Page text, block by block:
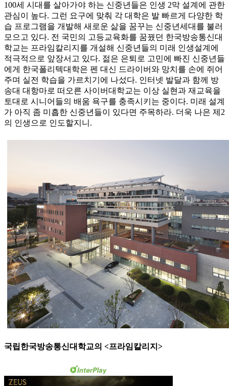
100세 시대를 살아가야 하는 신중년들은 인생 2막 설계에 관한
관심이 높다. 그런 요구에 맞춰 각 대학은 발 빠르게 다양한 학
습 프로그램을 개발해 새로운 삶을 꿈꾸는 신중년세대를 불러
모으고 있다. 전 국민의 고등교육화를 꿈꿨던 한국방송통신대
학교는 프라임칼리지를 개설해 신중년들의 미래 인생설계에
적극적으로 앞장서고 있다. 젊은 은퇴로 고민에 빠진 신중년들
에게 한국폴리텍대학은 펜 대신 드라이버와 망치를 손에 쥐어
주며 실전 학습을 가르치기에 나섰다. 인터넷 발달과 함께 방
송대 대항마로 떠오른 사이버대학교는 이상 실현과 재교육을
토대로 시니어들의 배움 욕구를 충족시키는 중이다. 미래 설계
가 아직 좀 미흡한 신중년들이 있다면 주목하라. 더욱 나은 제2
의 인생으로 인도할지니.
국립한국방송통신대학교의 <프라임칼리지>